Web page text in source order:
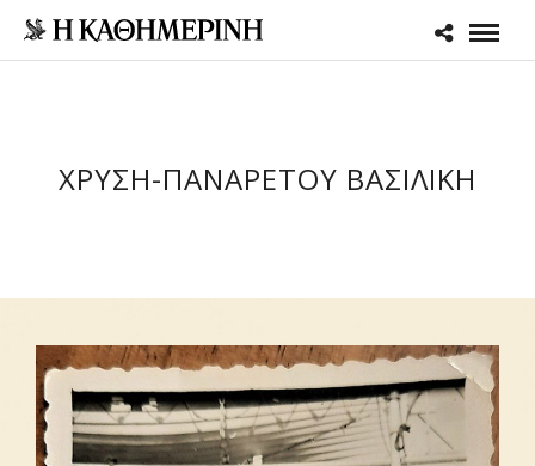
ΧΡΥΣΗ-ΠΑΝΑΡΕΤΟΥ ΒΑΣΙΛΙΚΗ